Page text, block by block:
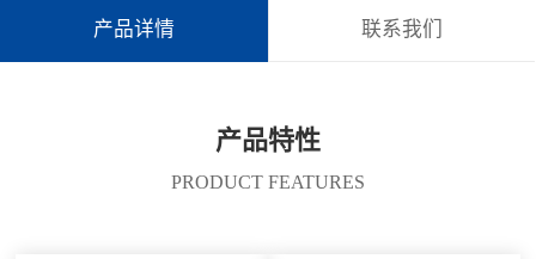
产品详情 联系我们
产品特性
PRODUCT FEATURES